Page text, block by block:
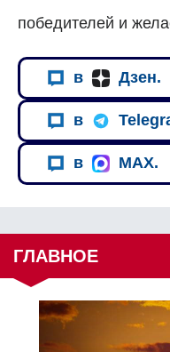
победителей и
в Дзен.
в
в MAX.
ГЛАВНОЕ